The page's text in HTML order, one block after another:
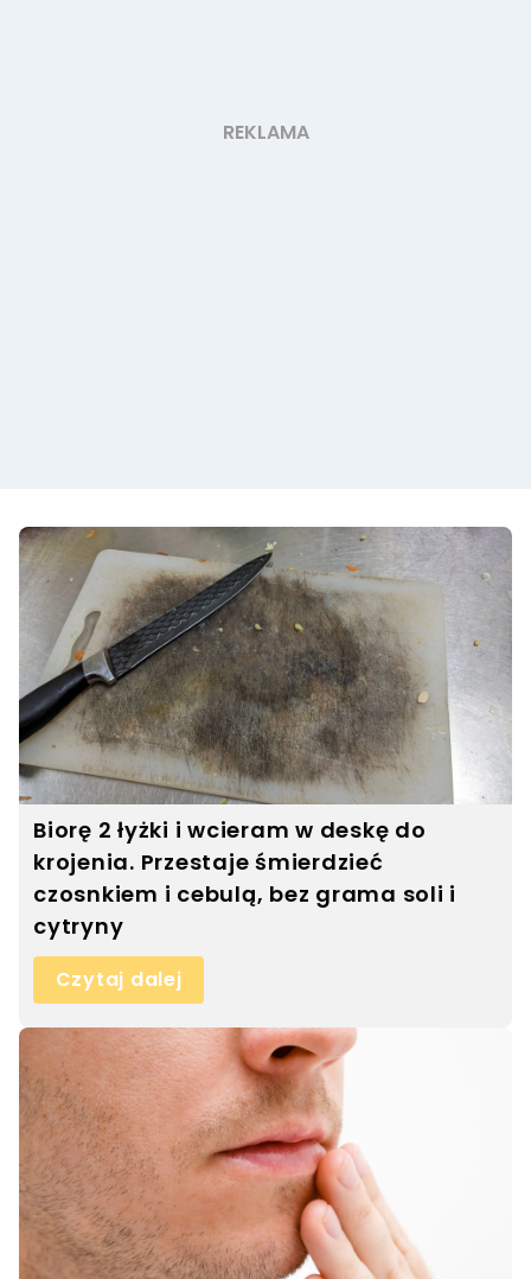
Biorę 2 łyżki i wcieram w deskę do
krojenia. Przestaje śmierdzieć
czosnkiem i cebulą, bez grama soli i
cytryny
Czytaj dalej